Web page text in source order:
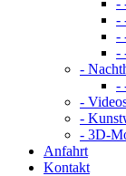
-
-
-
-
-
-
-
-
- 3D-
Anfahrt
Kontakt